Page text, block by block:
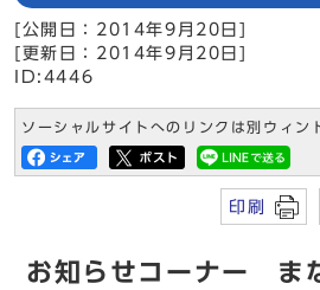
[公開日：2014年9月20日]
[更新日：2014年9月20日]
ID:4446
ソーシャルサイトへのリンクは別ウィン
印刷
お知らせコーナー ま